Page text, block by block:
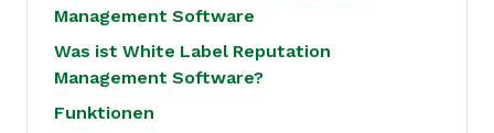
Management Software
Was ist White Label Reputation
Management Software?
Funktionen